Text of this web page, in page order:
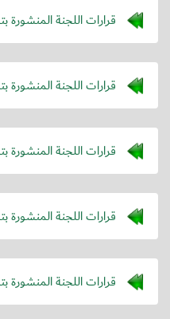
قرارات اللجنة المنشورة
قرارات اللجنة المنشورة
قرارات اللجنة المنشورة
قرارات اللجنة المنشورة
قرارات اللجنة المنشورة